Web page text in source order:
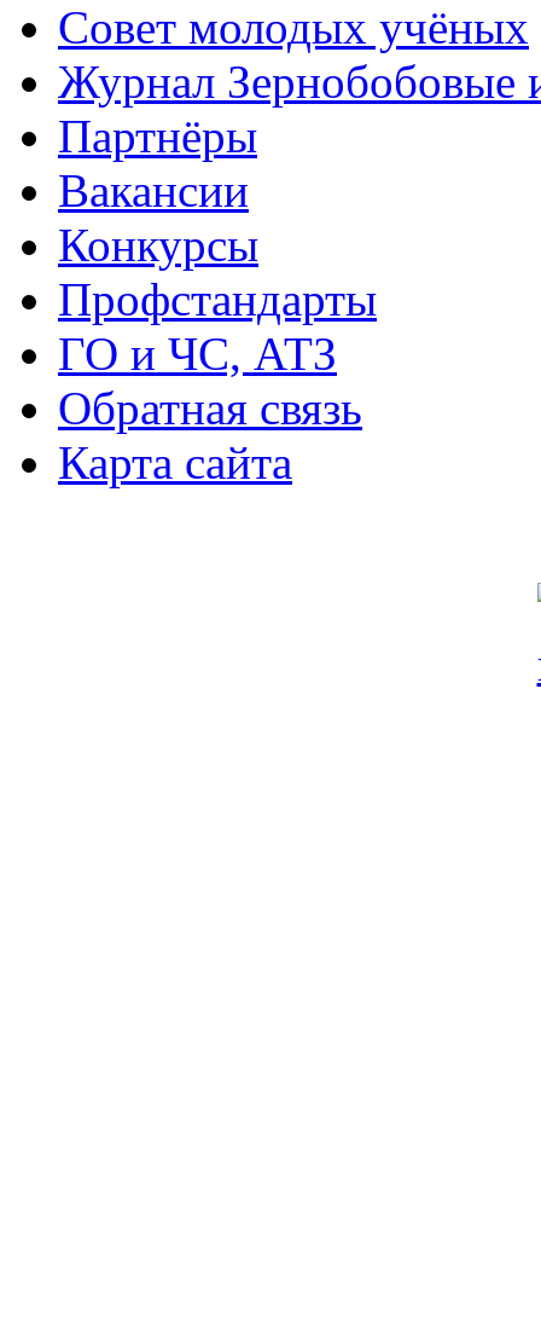
Совет молодых учёных
Журнал Зернобобовые
Партнёры
Вакансии
Конкурсы
Профстандарты
ГО и ЧС, АТЗ
Обратная связь
Карта сайта